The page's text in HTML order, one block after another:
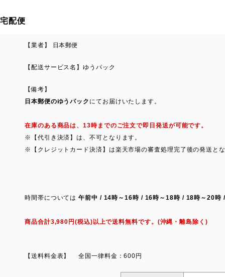
宅配便
【業者】 日本郵便
【配送サービス名】ゆうパック
【備考】
日本郵便のゆうパック にてお届けいたします。
在庫のある商品は、13時までのご注文で即日発送が可能です。
※【代引き決済】は、不可となります。
※【クレジットカード決済】は楽天市場の審査処理完了後の発送と
時間帯については午前中 / 14時～16時 / 16時～18時 / 18時～20時
商品合計3,980円(税込)以上で送料無料です。(沖縄・離島除く)
【送料料金表】 全国一律料金：600円